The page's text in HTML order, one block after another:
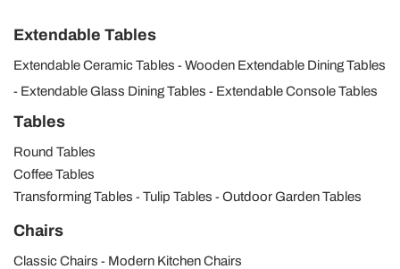
Extendable Tables
Extendable Ceramic Tables
Wooden Extendable Dining Tables
Extendable Glass Dining Tables
Extendable Console Tables
Tables
Round Tables
Coffee Tables
Transforming Tables
Tulip Tables Outdoor Garden Tables
Chairs
Classic Chairs
Modern Kitchen Chairs